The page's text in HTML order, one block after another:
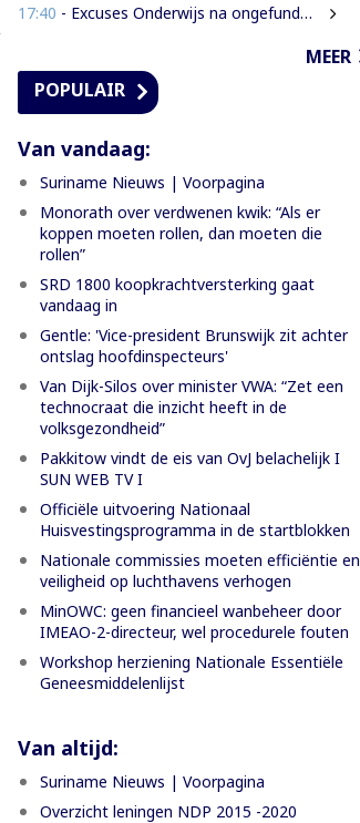
17:40 - Excuses Onderwijs na ongefundeerde beschuldigingen directeur IMEAO 2
MEER
POPULAIR
Van vandaag:
Suriname Nieuws | Voorpagina
Monorath over verdwenen kwik: “Als er
koppen moeten rollen, dan moeten die
rollen”
SRD 1800 koopkrachtversterking gaat
vandaag in
Gentle: 'Vice-president Brunswijk zit achter
ontslag hoofdinspecteurs'
Van Dijk-Silos over minister VWA: “Zet een
technocraat die inzicht heeft in de
volksgezondheid”
Pakkitow vindt de eis van OvJ belachelijk I
SUN WEB TV I
Officiële uitvoering Nationaal
Huisvestingsprogramma in de startblokken
Nationale commissies moeten efficiëntie en
veiligheid op luchthavens verhogen
MinOWC: geen financieel wanbeheer door
IMEAO-2-directeur, wel procedurele fouten
Workshop herziening Nationale Essentiële
Geneesmiddelenlijst
Van altijd:
Suriname Nieuws | Voorpagina
Overzicht leningen NDP 2015 -2020